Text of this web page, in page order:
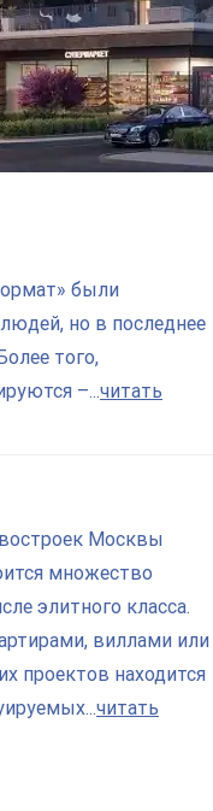
были
но в последнее
того,
–...читать
Москвы
множество
элитного класса.
виллами или
проектов находится
читать